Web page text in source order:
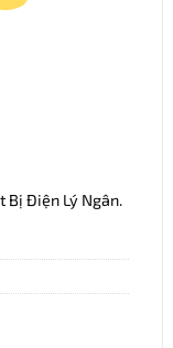
Bị Điện Lý Ngân.